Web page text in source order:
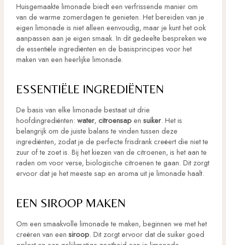
Huisgemaakte limonade biedt een verfrissende manier om
van de warme zomerdagen te genieten. Het bereiden van je
eigen limonade is niet alleen eenvoudig, maar je kunt het ook
aanpassen aan je eigen smaak. In dit gedeelte bespreken we
de essentiële ingrediënten en de basisprincipes voor het
maken van een heerlijke limonade.
ESSENTIËLE INGREDIËNTEN
De basis van elke limonade bestaat uit drie
hoofdingrediënten: water, citroensapen suiker. Het is
belangrijk om de juiste balans te vinden tussen deze
ingrediënten, zodat je de perfecte frisdrank creëert die niet te
zuur of te zoet is. Bij het kiezen van de citroenen, is het aan te
raden om voor verse, biologische citroenen te gaan. Dit zorgt
ervoor dat je het meeste sap en aroma uit je limonade haalt.
EEN SIROOP MAKEN
Om een smaakvolle limonade te maken, beginnen we met het
creëren van een siroop. Dit zorgt ervoor dat de suiker goed